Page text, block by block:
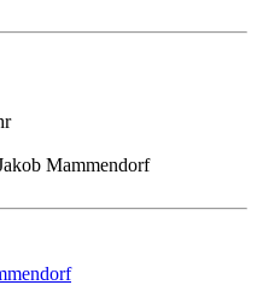
Mammendorf